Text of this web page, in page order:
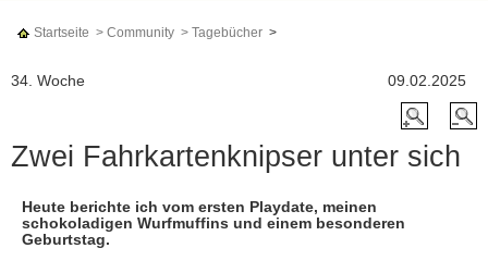
Startseite > Community > Tagebücher >
09.02.2025
34. Woche
Zwei Fahrkartenknipser unter sich
Heute berichte ich vom ersten Playdate, meinen
schokoladigen Wurfmuffins und einem besonderen
Geburtstag.